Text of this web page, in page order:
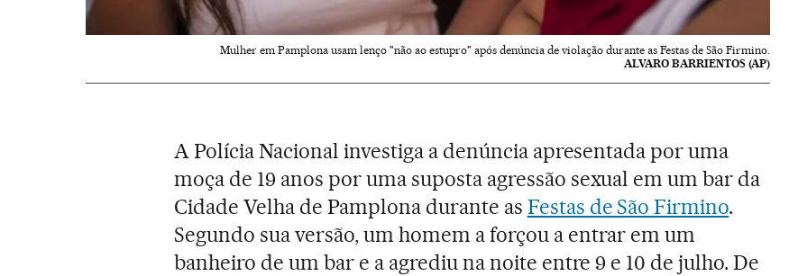
Mulher em Pamplona usam lenço "não ao estupro" após denúncia de violação durante as Festas de São Firmino.
ALVARO BARRIENTOS (AP)
A Polícia Nacional investiga a denúncia apresentada por uma
moça de 19 anos por uma suposta agressão sexual em um bar da
Cidade Velha de Pamplona durante as Festas de São Firmino.
Segundo sua versão, um homem a forçou a entrar em um
banheiro de um bar e a agrediu na noite entre 9 e 10 de julho. De